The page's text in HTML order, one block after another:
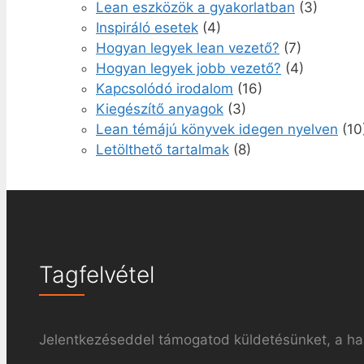
Lean eszközök a gyakorlatban (3)
Inspiráló esetek (4)
Hogyan legyek lean vezető? (7)
Hogyan legyek jobb vezető? (4)
Kapcsolódó irodalom (16)
Kiegészítő anyagok (3)
Lean témájú könyvek idegen nyelven
Letölthető tartalmak (8)
Tagfelvétel
Jelentkezéseddel támogatod küldetésünket, a